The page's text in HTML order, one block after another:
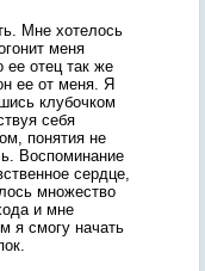
Мне хотелось
меня
ее отец так же
ее от меня. Я
клубочком
себя
понятия не
Воспоминание
сердце,
множество
и мне
я смогу начать